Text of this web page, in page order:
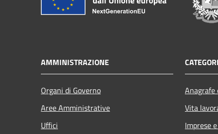
AMMINISTRAZIONE
Organi di Governo
Aree Amministrative
Uffici
Vita
Imprese